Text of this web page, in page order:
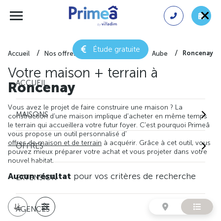
Étude gratuite
ACCUEIL
MAISONS
OFFRES
EXTENSION
AGENCES
Accueil Nos offres de maison + terrain Aube Roncenay
Votre maison + terrain à
Roncenay
Vous avez le projet de faire construire une maison ? La
construction d'une maison implique d'acheter en même temps
le terrain qui accueillera votre futur foyer. C'est pourquoi Primeâ
vous propose un outil personnalisé d'
offres de maison et de terrain à acquérir. Grâce à cet outil, vous
pouvez mieux préparer votre achat et vous projeter dans votre
nouvel habitat.
Aucun résultat pour vos critères de recherche